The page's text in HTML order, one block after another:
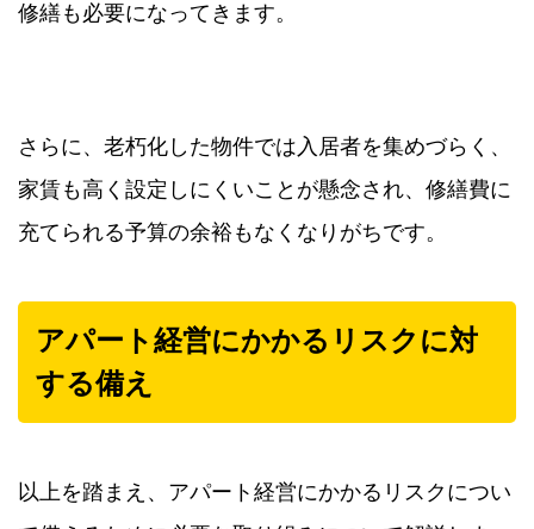
修繕も必要になってきます。
さらに、老朽化した物件では入居者を集めづらく、
家賃も高く設定しにくいことが懸念され、修繕費に
充てられる予算の余裕もなくなりがちです。
アパート経営にかかるリスクに対
する備え
以上を踏まえ、アパート経営にかかるリスクについ